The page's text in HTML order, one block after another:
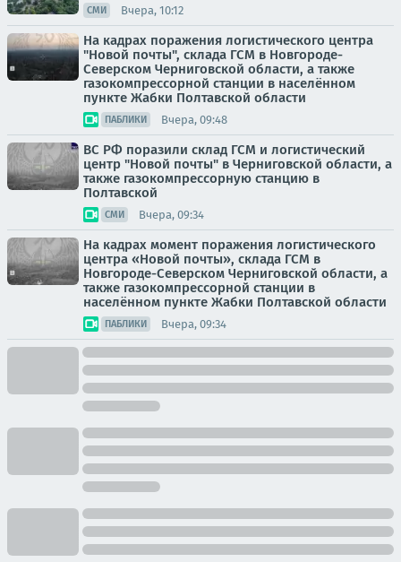
СМИ Вчера, 10:12
На кадрах поражения логистического центра
"Новой почты", склада ГСМ в Новгороде-
Северском Черниговской области, а также
газокомпрессорной станции в населённом
пункте Жабки Полтавской области
ПАБЛИКИ Вчера, 09:48
ВС РФ поразили склад ГСМ и логистический
центр "Новой почты" в Черниговской области, а
также газокомпрессорную станцию в
Полтавской
СМИ Вчера, 09:34
На кадрах момент поражения логистического
центра «Новой почты», склада ГСМ в
Новгороде-Северском Черниговской области, а
также газокомпрессорной станции в
населённом пункте Жабки Полтавской области
ПАБЛИКИ Вчера, 09:34